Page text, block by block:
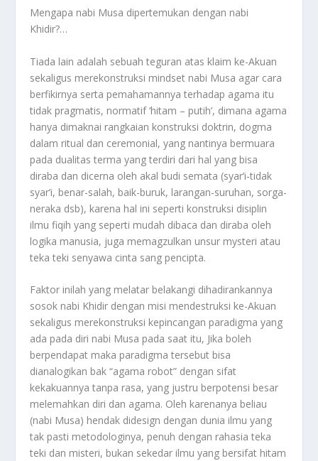
Mengapa nabi Musa dipertemukan dengan nabi
Khidir?…
Tiada lain adalah sebuah teguran atas klaim ke-Akuan
sekaligus merekonstruksi mindset nabi Musa agar cara
berfikirnya serta pemahamannya terhadap agama itu
tidak pragmatis, normatif ‘hitam – putih’, dimana agama
hanya dimaknai rangkaian konstruksi doktrin, dogma
dalam ritual dan ceremonial, yang nantinya bermuara
pada dualitas terma yang terdiri dari hal yang bisa
diraba dan dicerna oleh akal budi semata (syar’i-tidak
syar’i, benar-salah, baik-buruk, larangan-suruhan, sorga-
neraka dsb), karena hal ini seperti konstruksi disiplin
ilmu fiqih yang seperti mudah dibaca dan diraba oleh
logika manusia, juga memagzulkan unsur mysteri atau
teka teki senyawa cinta sang pencipta.
Faktor inilah yang melatar belakangi dihadirankannya
sosok nabi Khidir dengan misi mendestruksi ke-Akuan
sekaligus merekonstruksi kepincangan paradigma yang
ada pada diri nabi Musa pada saat itu, Jika boleh
berpendapat maka paradigma tersebut bisa
dianalogikan bak “agama robot” dengan sifat
kekakuannya tanpa rasa, yang justru berpotensi besar
melemahkan diri dan agama. Oleh karenanya beliau
(nabi Musa) hendak didesign dengan dunia ilmu yang
tak pasti metodologinya, penuh dengan rahasia teka
teki dan misteri, bukan sekedar ilmu yang bersifat hitam